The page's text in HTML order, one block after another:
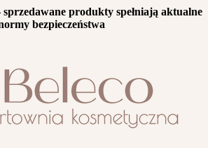
produkty spełniają aktualne
bezpieczeństwa